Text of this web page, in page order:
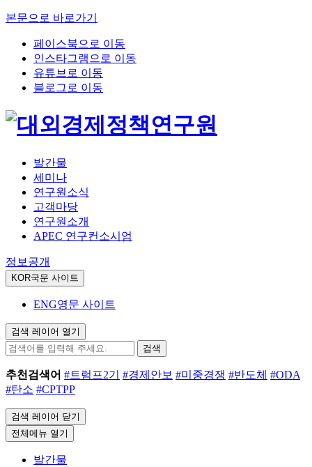
본문으로 바로가기
페이스북으로 이동
인스타그램으로 이동
유튜브로 이동
블로그로 이동
발간물
세미나
연구원소식
고객마당
연구원소개
APEC 연구컨소시엄
정보공개
KOR국문 사이트
ENG영문 사이트
검색 레이어 열기
검색
추천검색어 #트럼프2기 #경제안보 #미중경쟁 #반도체 #ODA
#탄소 #CPTPP
검색 레이어 닫기
전체메뉴 열기
발간물